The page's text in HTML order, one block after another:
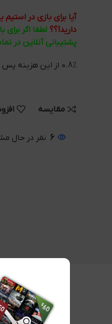
آیا برای بازی در
دارید!؟؟ لطفا اگر
پشتیبانی آنلاین در
0.8% از این هزینه پس از خرید به کیف پول شما واریز می شود
مقایسه
6 نفر در حال